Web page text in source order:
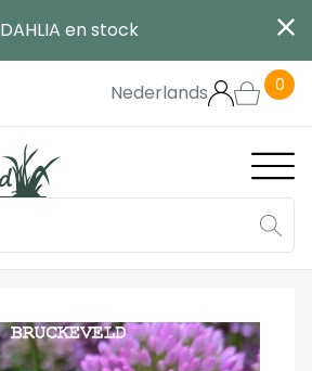
DAHLIA en stock
Nederlands 0
Main